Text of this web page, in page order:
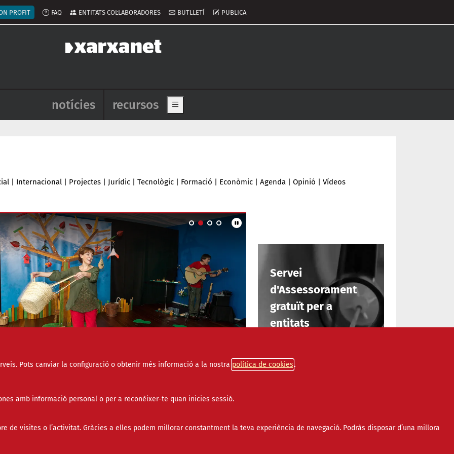
Pots canviar la configuració o obtenir més informació a la nostra política de cookies
amb informació personal o per a reconèixer-te quan inicies sessió.
de visites o l’activitat. Gràcies a elles podem millorar constantment la teva experiència de navegació. Podràs disposar d’una millora
del compte d'usuari
PROFIT FAQ ENTITATS COL·LABORADORES BUTLLETÍ PUBLICA
Navegació principal de l'encapçalament
notícies recursos Show main menu
| Internacional | Projectes | Jurídic | Tecnològic | Formació | Econòmic | Agenda | Opinió | Vídeos
20 de novembre es commemora el 25è aniversari de
infants tindran lloc les properes setmanes.
Servei
d'Assessorament
gratuït per a
entitats